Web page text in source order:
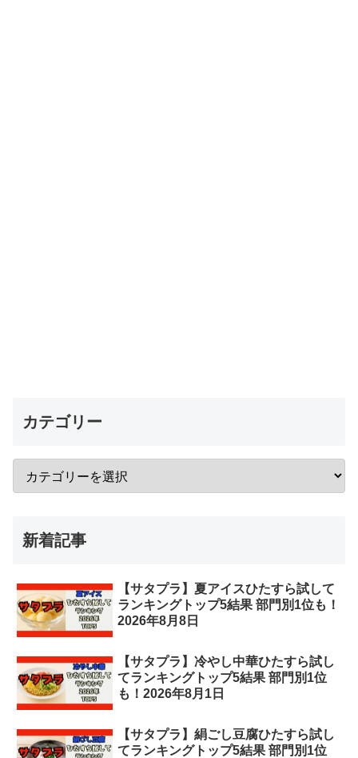
カテゴリー
新着記事
【サタプラ】夏アイスひたすら試して
ランキングトップ5結果 部門別1位も！
2026年8月8日
【サタプラ】冷やし中華ひたすら試し
てランキングトップ5結果 部門別1位
も！2026年8月1日
【サタプラ】絹ごし豆腐ひたすら試し
てランキングトップ5結果 部門別1位